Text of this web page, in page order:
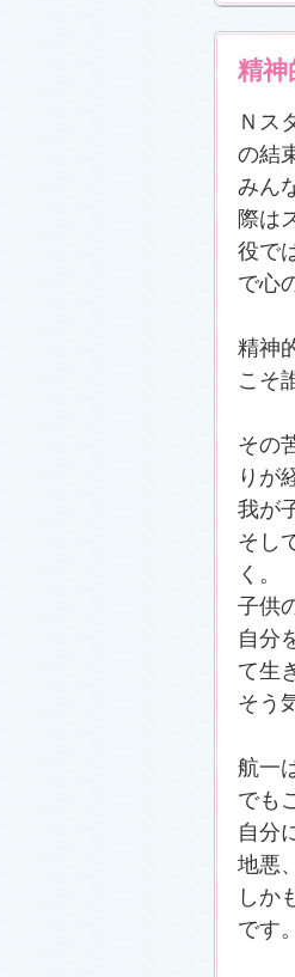
精
Ｎス
の結
みん
際は
役で
で心
精神
こそ
その
りが
我が
そし
く。
子供
自分
て生
そう
航一
でも
自分
地悪
しか
です